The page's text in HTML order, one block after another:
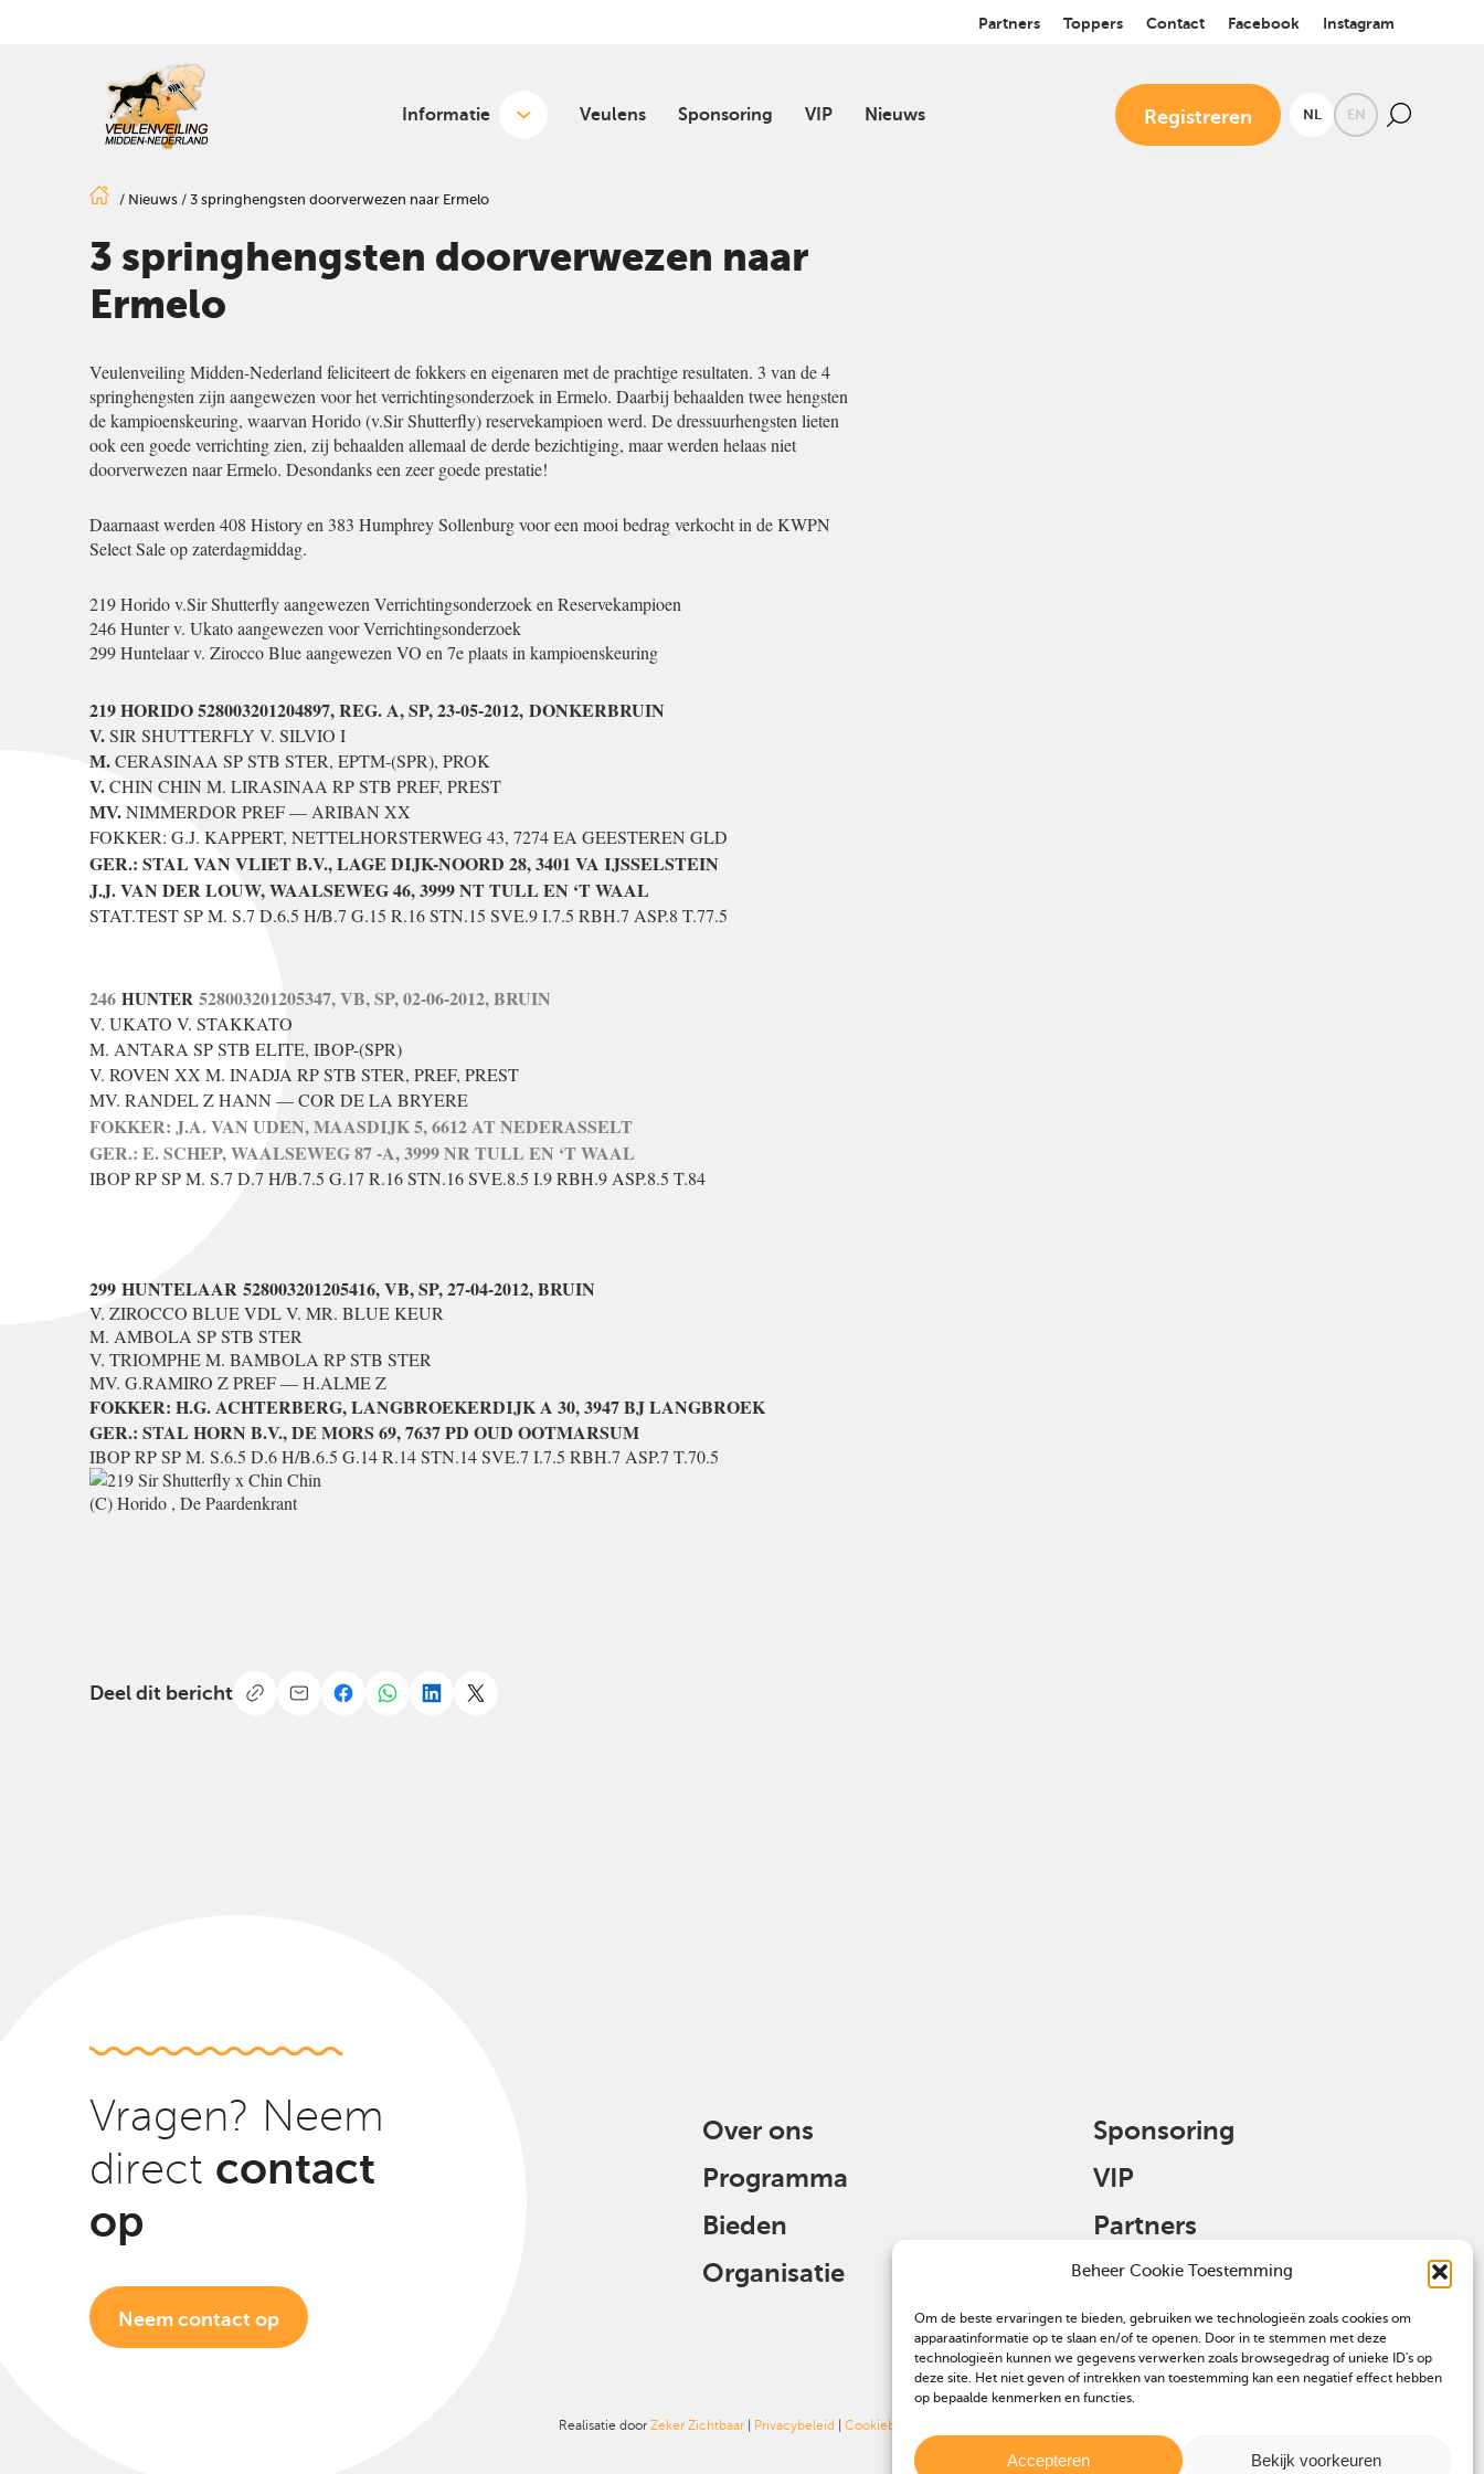
Beheer Cookie Toestemming
Om de beste ervaringen te bieden, gebruiken we technologieën zoals cookies om
apparaatinformatie op te slaan en/of te openen. Door in te stemmen met deze
technologieën kunnen we gegevens verwerken zoals browsegedrag of unieke ID's op
deze site. Het niet geven of intrekken van toestemming kan een negatief effect hebben
op bepaalde kenmerken en functies.
Accepteren Bekijk voorkeuren
Partners Toppers Contact Facebook Instagram
Informatie Veulens Sponsoring VIP Nieuws Registreren NL EN
/ Nieuws/ 3 springhengsten doorverwezen naar Ermelo
3 springhengsten doorverwezen naar
Ermelo
Veulenveiling Midden-Nederland feliciteert de fokkers en eigenaren met de prachtige resultaten. 3 van de 4
springhengsten zijn aangewezen voor het verrichtingsonderzoek in Ermelo. Daarbij behaalden twee hengsten
de kampioenskeuring, waarvan Horido (v.Sir Shutterfly) reservekampioen werd. De dressuurhengsten lieten
ook een goede verrichting zien, zij behaalden allemaal de derde bezichtiging, maar werden helaas niet
doorverwezen naar Ermelo. Desondanks een zeer goede prestatie!
Daarnaast werden 408 History en 383 Humphrey Sollenburg voor een mooi bedrag verkocht in de KWPN
Select Sale op zaterdagmiddag.
219 Horido v.Sir Shutterfly aangewezen Verrichtingsonderzoek en Reservekampioen
246 Hunter v. Ukato aangewezen voor Verrichtingsonderzoek
299 Huntelaar v. Zirocco Blue aangewezen VO en 7e plaats in kampioenskeuring
219 HORIDO 528003201204897, REG. A, SP, 23-05-2012, DONKERBRUIN
V. SIR SHUTTERFLY V. SILVIO I
M. CERASINAA SP STB STER, EPTM-(SPR), PROK
V. CHIN CHIN M. LIRASINAA RP STB PREF, PREST
MV. NIMMERDOR PREF — ARIBAN XX
FOKKER: G.J. KAPPERT, NETTELHORSTERWEG 43, 7274 EA GEESTEREN GLD
GER.: STAL VAN VLIET B.V., LAGE DIJK-NOORD 28, 3401 VA IJSSELSTEIN
J.J. VAN DER LOUW, WAALSEWEG 46, 3999 NT TULL EN ‘T WAAL
STAT.TEST SP M. S.7 D.6.5 H/B.7 G.15 R.16 STN.15 SVE.9 I.7.5 RBH.7 ASP.8 T.77.5
246 HUNTER528003201205347, VB, SP, 02-06-2012, BRUIN
V. UKATO V. STAKKATO
M. ANTARA SP STB ELITE, IBOP-(SPR)
V. ROVEN XX M. INADJA RP STB STER, PREF, PREST
MV. RANDEL Z HANN — COR DE LA BRYERE
FOKKER: J.A. VAN UDEN, MAASDIJK 5, 6612 AT NEDERASSELT
GER.: E. SCHEP, WAALSEWEG 87 -A, 3999 NR TULL EN ‘T WAAL
IBOP RP SP M. S.7 D.7 H/B.7.5 G.17 R.16 STN.16 SVE.8.5 I.9 RBH.9 ASP.8.5 T.84
299 HUNTELAAR528003201205416, VB, SP, 27-04-2012, BRUIN
V. ZIROCCO BLUE VDL V. MR. BLUE KEUR
M. AMBOLA SP STB STER
V. TRIOMPHE M. BAMBOLA RP STB STER
MV. G.RAMIRO Z PREF — H.ALME Z
FOKKER: H.G. ACHTERBERG, LANGBROEKERDIJK A 30, 3947 BJ LANGBROEK
GER.: STAL HORN B.V., DE MORS 69, 7637 PD OUD OOTMARSUM
IBOP RP SP M. S.6.5 D.6 H/B.6.5 G.14 R.14 STN.14 SVE.7 I.7.5 RBH.7 ASP.7 T.70.5
(C) Horido , De Paardenkrant
Deel dit bericht
Vragen? Neem
direct contact
op
Neem contact op
Over ons
Programma
Bieden
Organisatie
Sponsoring
VIP
Partners
Veulen aanmelden
Realisatie door Zeker Zichtbaar | Privacybeleid | Cookiebeleid